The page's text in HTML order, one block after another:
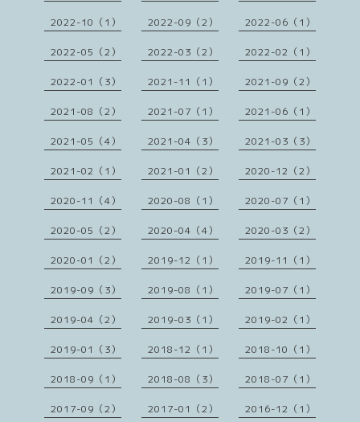
2022-10（1） 2022-09（2） 2022-06（1）
2022-05（2） 2022-03（2） 2022-02（1）
2022-01（3） 2021-11（1） 2021-09（2）
2021-08（2） 2021-07（1） 2021-06（1）
2021-05（4） 2021-04（3） 2021-03（3）
2021-02（1） 2021-01（2） 2020-12（2）
2020-11（4） 2020-08（1） 2020-07（1）
2020-05（2） 2020-04（4） 2020-03（2）
2020-01（2） 2019-12（1） 2019-11（1）
2019-09（3） 2019-08（1） 2019-07（1）
2019-04（2） 2019-03（1） 2019-02（1）
2019-01（3） 2018-12（1） 2018-10（1）
2018-09（1） 2018-08（3） 2018-07（1）
2017-09（2） 2017-01（2） 2016-12（1）